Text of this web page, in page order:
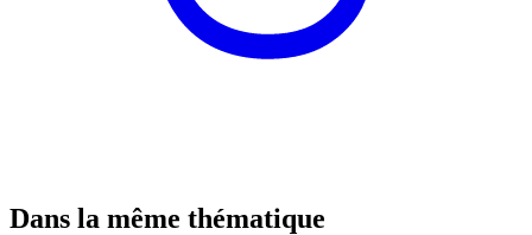
Dans la même thématique